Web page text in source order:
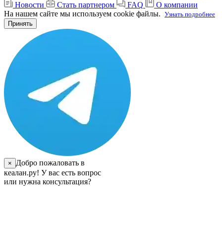
Новости
Стать партнером FAQ
О компании
На нашем сайте мы используем cookie файлы. Узнать подробнее
Принять
×
Добро пожаловать в
кеалан.ру! У вас есть вопрос
или нужна консультация?